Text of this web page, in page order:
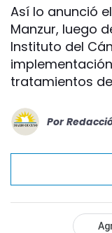
Así lo anunció
Manzur, luego
Instituto del
tratamientos
Por